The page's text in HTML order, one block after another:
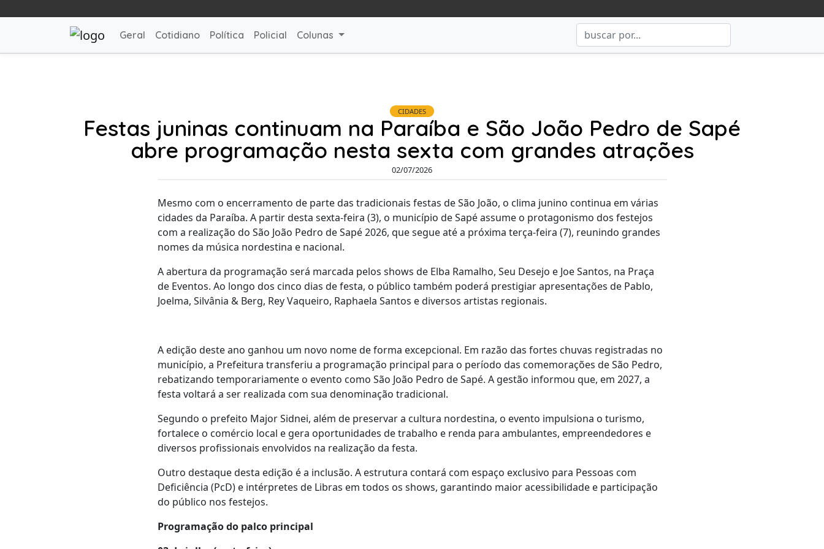
Geral Cotidiano Política Policial Colunas
CIDADES
Festas juninas continuam na Paraíba e São João Pedro de Sapé
abre programação nesta sexta com grandes atrações
02/07/2026
Mesmo com o encerramento de parte das tradicionais festas de São João, o clima junino continua em várias
cidades da Paraíba. A partir desta sexta-feira (3), o município de Sapé assume o protagonismo dos festejos
com a realização do São João Pedro de Sapé 2026, que segue até a próxima terça-feira (7), reunindo grandes
nomes da música nordestina e nacional.
A abertura da programação será marcada pelos shows de Elba Ramalho, Seu Desejo e Joe Santos, na Praça
de Eventos. Ao longo dos cinco dias de festa, o público também poderá prestigiar apresentações de Pablo,
Joelma, Silvânia & Berg, Rey Vaqueiro, Raphaela Santos e diversos artistas regionais.
A edição deste ano ganhou um novo nome de forma excepcional. Em razão das fortes chuvas registradas no
município, a Prefeitura transferiu a programação principal para o período das comemorações de São Pedro,
rebatizando temporariamente o evento como São João Pedro de Sapé. A gestão informou que, em 2027, a
festa voltará a ser realizada com sua denominação tradicional.
Segundo o prefeito Major Sidnei, além de preservar a cultura nordestina, o evento impulsiona o turismo,
fortalece o comércio local e gera oportunidades de trabalho e renda para ambulantes, empreendedores e
diversos profissionais envolvidos na realização da festa.
Outro destaque desta edição é a inclusão. A estrutura contará com espaço exclusivo para Pessoas com
Deficiência (PcD) e intérpretes de Libras em todos os shows, garantindo maior acessibilidade e participação
do público nos festejos.
Programação do palco principal